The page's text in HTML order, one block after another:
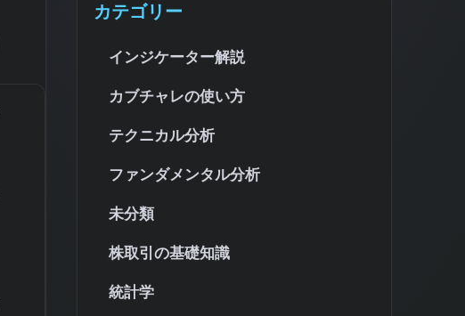
カテゴリー
インジケーター解説
カブチャレの使い方
テクニカル分析
ファンダメンタル分析
未分類
株取引の基礎知識
統計学